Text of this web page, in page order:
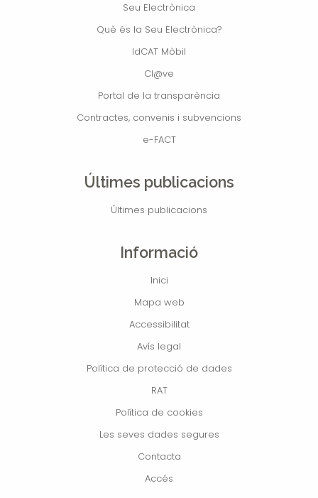
Seu Electrònica
Què és la Seu Electrònica?
IdCAT Mòbil
Cl@ve
Portal de la transparència
Contractes, convenis i subvencions
e-FACT
Últimes publicacions
Últimes publicacions
Informació
Inici
Mapa web
Accessibilitat
Avís legal
Política de protecció de dades
RAT
Política de cookies
Les seves dades segures
Contacta
Accés